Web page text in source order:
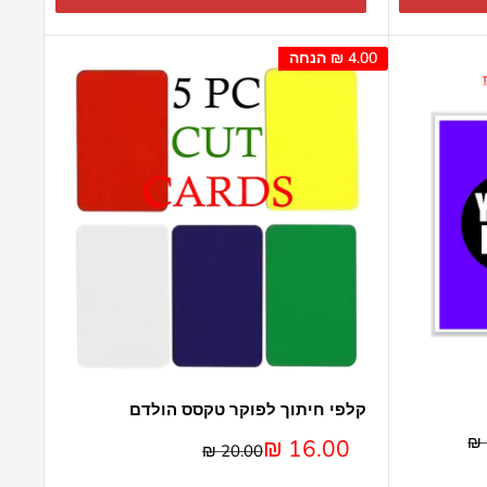
4.00 ₪ הנחה
קלפי חיתוך לפוקר טקסס הולדם
מחיר
16.00 ₪ מחיר
20.00 ₪